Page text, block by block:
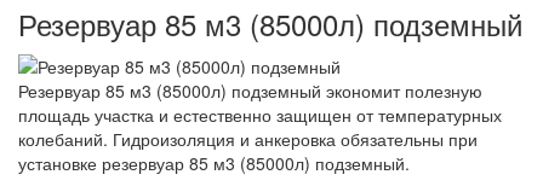
Резервуар 85 м3 (85000л) подземный
Резервуар 85 м3 (85000л) подземный экономит полезную
площадь участка и естественно защищен от температурных
колебаний. Гидроизоляция и анкеровка обязательны при
установке резервуар 85 м3 (85000л) подземный.